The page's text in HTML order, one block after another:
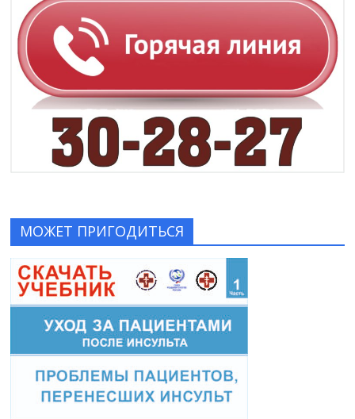
МОЖЕТ ПРИГОДИТЬСЯ